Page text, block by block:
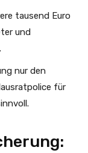
tausend Euro
und
nur den
für